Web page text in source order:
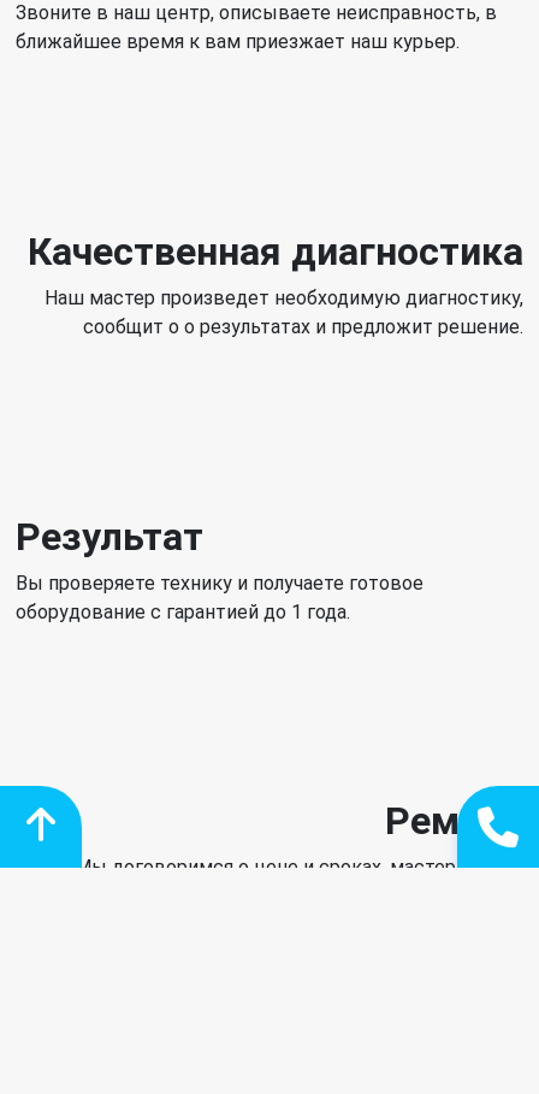
Звоните в наш центр, описываете неисправность, в
ближайшее время к вам приезжает наш курьер.
Качественная диагностика
Наш мастер произведет необходимую диагностику,
сообщит о о результатах и предложит решение.
Результат
Вы проверяете технику и получаете готовое
оборудование с гарантией до 1 года.
Ремонт
Мы договоримся о цене и сроках, мастер начнет